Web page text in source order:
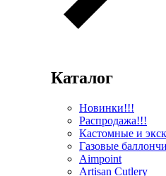
Каталог
Новинки!!!
Распродажа!!!
Кастомные и
Газовые
Aimpoint
Artisan Cutlery